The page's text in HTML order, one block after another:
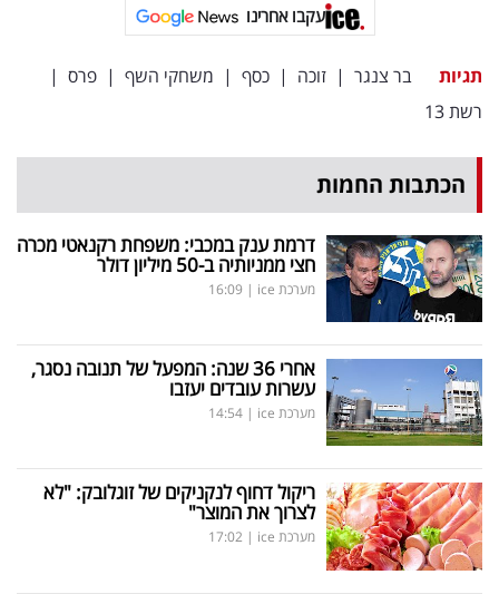
עקבו
עקבו אחרינו
תגיות בר צנגר | זוכה | כסף | משחקי השף | פרס |
רשת 13
הכתבות החמות
דרמת ענק במכבי: משפחת רקנאטי מכרה
חצי ממניותיה ב-50 מיליון דולר
מערכת ice |
16:09
אחרי 36 שנה: המפעל של תנובה נסגר,
עשרות עובדים יעזבו
מערכת ice |
14:54
ריקול דחוף לנקניקים של זוגלובק: "לא
לצרוך את המוצר"
מערכת ice |
17:02